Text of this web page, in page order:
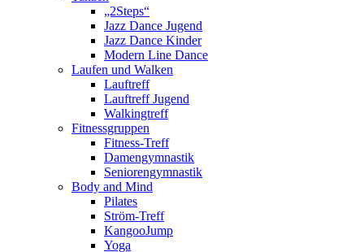
„2Steps“
Jazz Dance Jugend
Jazz Dance Kinder
Modern Line Dance
Laufen und Walken
Lauftreff
Lauftreff Jugend
Walkingtreff
Fitnessgruppen
Fitness-Treff
Damengymnastik
Seniorengymnastik
Body and Mind
Pilates
Ström-Treff
KangooJump
Yoga